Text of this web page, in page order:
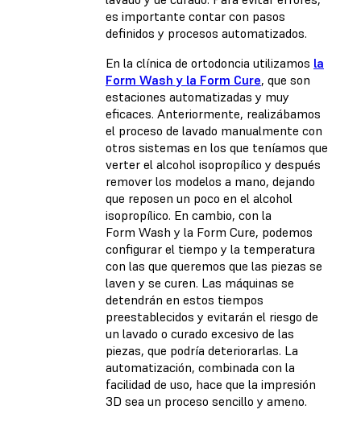
es importante contar con pasos
definidos y procesos automatizados.
En la clínica de ortodoncia utilizamos la
Form Wash y la Form Cure, que son
estaciones automatizadas y muy
eficaces. Anteriormente, realizábamos
el proceso de lavado manualmente con
otros sistemas en los que teníamos que
verter el alcohol isopropílico y después
remover los modelos a mano, dejando
que reposen un poco en el alcohol
isopropílico. En cambio, con la
Form Wash y la Form Cure, podemos
configurar el tiempo y la temperatura
con las que queremos que las piezas se
laven y se curen. Las máquinas se
detendrán en estos tiempos
preestablecidos y evitarán el riesgo de
un lavado o curado excesivo de las
piezas, que podría deteriorarlas. La
automatización, combinada con la
facilidad de uso, hace que la impresión
3D sea un proceso sencillo y ameno.